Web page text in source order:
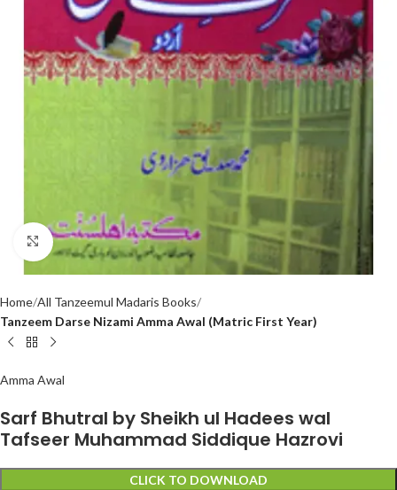
Click to enlarge
Home All Tanzeemul Madaris Books
Tanzeem Darse Nizami Amma Awal (Matric First Year)
Amma Awal
Sarf Bhutral by Sheikh ul Hadees wal
Tafseer Muhammad Siddique Hazrovi
CLICK TO DOWNLOAD